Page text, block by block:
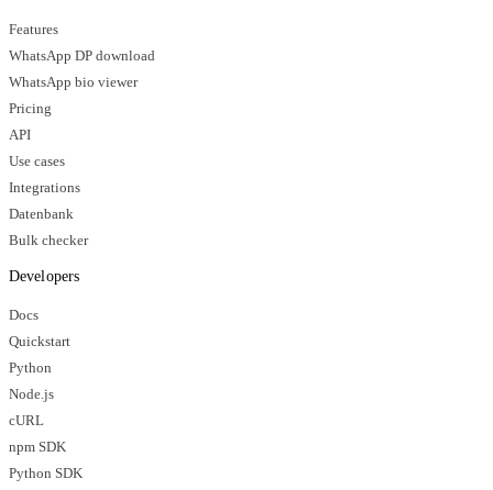
Features
WhatsApp DP download
WhatsApp bio viewer
Pricing
API
Use cases
Integrations
Datenbank
Bulk checker
Developers
Docs
Quickstart
Python
Node.js
cURL
npm SDK
Python SDK